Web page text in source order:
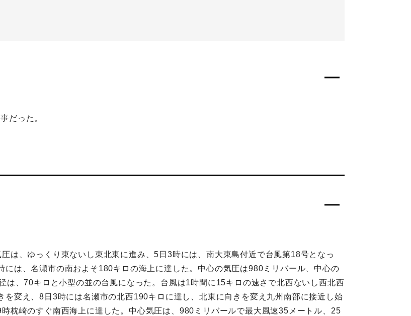
だった。
は、ゆっくり東ないし東北東に進み、5日3時には、南大東島付近で台風第18号となっ
は、名瀬市の南およそ180キロの海上に達した。中心の気圧は980ミリバール、中心の
は、70キロと小型の並の台風になった。台風は1時間に15キロの速さで北西ないし西北西
変え、8日3時には名瀬市の北西190キロに達し、北東に向きを変え九州南部に接近し始
枕崎のすぐ南西海上に達した。中心気圧は、980ミリバールで最大風速35メートル、25